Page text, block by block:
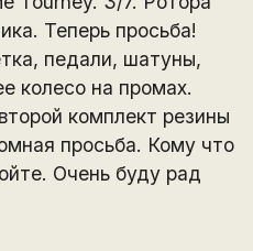
Теперь просьба!
педали, шатуны,
колесо на промах.
комплект резины
просьба. Кому что
Очень буду рад